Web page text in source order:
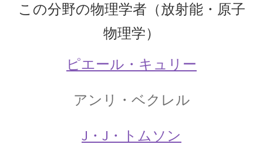
【「ねじり天秤」での実験で微細な力を考察】
【産業革命時に蒸気機関を改良しフライフォイ
この分野の物理学者（放射能・原子
物理学）
ピエール・キュリー
アンリ・ベクレル
J・J・トムソン